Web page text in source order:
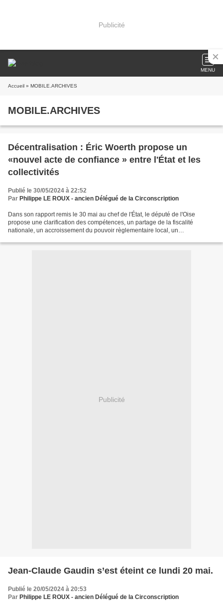
Publicité
MENU
Accueil » MOBILE.ARCHIVES
MOBILE.ARCHIVES
Décentralisation : Éric Woerth propose un
«nouvel acte de confiance » entre l'État et les
collectivités
Publié le 30/05/2024 à 22:52
Par Philippe LE ROUX - ancien Délégué de la Circonscription
Dans son rapport remis le 30 mai au chef de l'État, le député de l'Oise
propose une clarification des compétences, un partage de la fiscalité
nationale, un accroissement du pouvoir règlementaire local, un
Publicité
Jean-Claude Gaudin s’est éteint ce lundi 20 mai.
Publié le 20/05/2024 à 20:53
Par Philippe LE ROUX - ancien Délégué de la Circonscription